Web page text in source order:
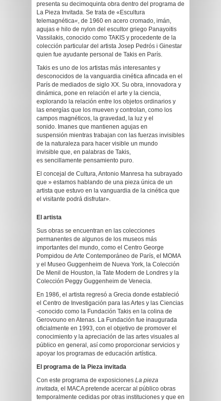
presenta su decimoquinta obra dentro del programa de
La Pieza Invitada. Se trata de «Escultura
telemagnética«, de 1960 en acero cromado, imán,
agujas e hilo de nylon del escultor griego Panayoitis
Vassilakis, conocido como TAKIS y procedente de la
colección particular del artista Josep Pedrós i Ginestar
quien fue ayudante personal de Takis en París.
Takis es uno de los artistas más interesantes y
desconocidos de la vanguardia cinética afincada en el
París de mediados de siglo XX. Su obra, innovadora y
dinámica, pone en relación el arte y la ciencia,
explorando la relación entre los objetos ordinarios y
las energías que los mueven y controlan, como los
campos magnéticos, la gravedad, la luz y el
sonido. Imanes que mantienen agujas en
suspensión mientras trabajan con las fuerzas invisibles
de la naturaleza para hacer visible un mundo
invisible que, en palabras de Takis,
es sencillamente pensamiento puro.
El concejal de Cultura, Antonio Manresa ha subrayado
que » estamos hablando de una pieza única de un
artista que estuvo en la vanguardia de la cinética que
el visitante podrá disfrutar».
El artista
Sus obras se encuentran en las colecciones
permanentes de algunos de los museos más
importantes del mundo, como el Centro George
Pompidou de Arte Contemporáneo de París, el MOMA
y el Museo Guggenheim de Nueva York, la Colección
De Menil de Houston, la Tate Modern de Londres y la
Colección Peggy Guggenheim de Venecia.
En 1986, el artista regresó a Grecia donde estableció
el Centro de Investigación para las Artes y las Ciencias
-conocido como la Fundación Takis en la colina de
Gerovouno en Atenas. La Fundación fue inaugurada
oficialmente en 1993, con el objetivo de promover el
conocimiento y la apreciación de las artes visuales al
público en general, así como proporcionar servicios y
apoyar los programas de educación artística.
El programa de la Pieza invitada
Con este programa de exposiciones La pieza
invitada, el MACA pretende acercar al público obras
temporalmente cedidas por otras instituciones y que en